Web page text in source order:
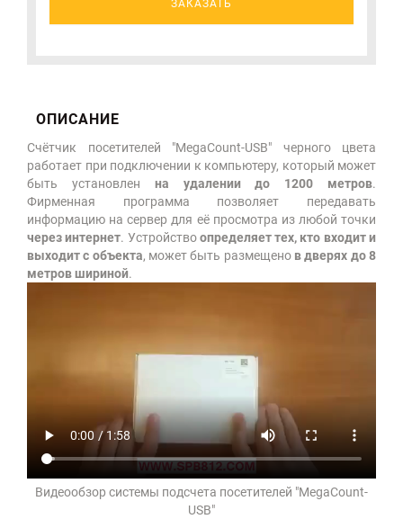
ЗАКАЗАТЬ
ОПИСАНИЕ
Счётчик посетителей "MegaCount-USB" черного цвета
работает при подключении к компьютеру, который может
быть установлен на удалении до 1200 метров.
Фирменная программа позволяет передавать
информацию на сервер для её просмотра из любой точки
через интернет. Устройствоопределяет тех, кто входит и
выходит с объекта, может быть размещено в дверях до 8
метров шириной.
Видеообзор системы подсчета посетителей "MegaCount-
USB"